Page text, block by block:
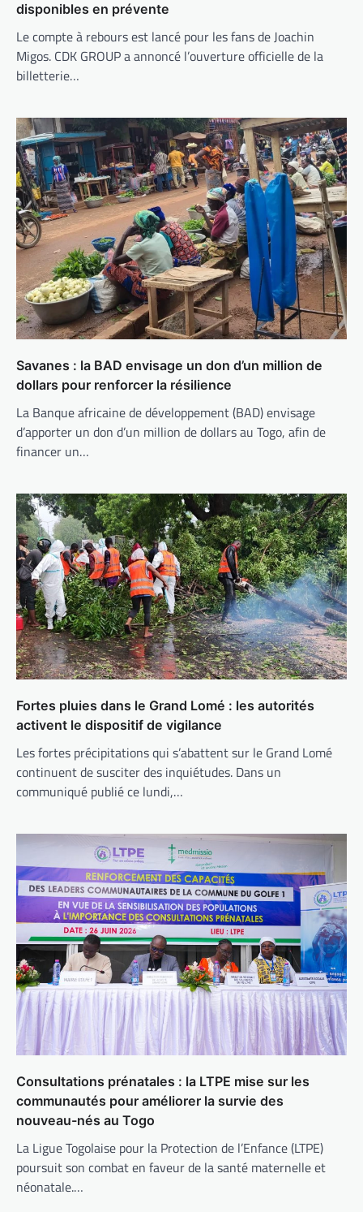
disponibles en prévente
Le compte à rebours est lancé pour les fans de Joachin
Migos. CDK GROUP a annoncé l’ouverture officielle de la
billetterie…
Savanes : la BAD envisage un don d’un million de
dollars pour renforcer la résilience
La Banque africaine de développement (BAD) envisage
d’apporter un don d’un million de dollars au Togo, afin de
financer un…
Fortes pluies dans le Grand Lomé : les autorités
activent le dispositif de vigilance
Les fortes précipitations qui s’abattent sur le Grand Lomé
continuent de susciter des inquiétudes. Dans un
communiqué publié ce lundi,…
Consultations prénatales : la LTPE mise sur les
communautés pour améliorer la survie des
nouveau-nés au Togo
La Ligue Togolaise pour la Protection de l’Enfance (LTPE)
poursuit son combat en faveur de la santé maternelle et
néonatale.…